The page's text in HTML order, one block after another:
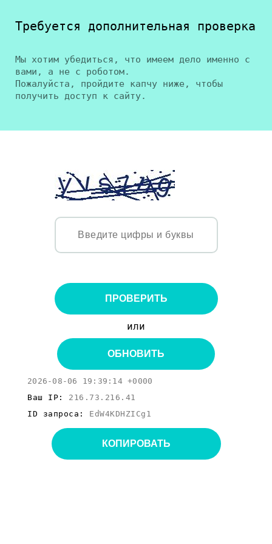
Требуется дополнительная проверка
Мы хотим убедиться, что имеем дело именно с
вами, а не с роботом.
Пожалуйста, пройдите капчу ниже, чтобы
получить доступ к сайту.
ПРОВЕРИТЬ
или
ОБНОВИТЬ
2026-08-06 19:39:14 +0000
Ваш IP: 216.73.216.41
ID запроса: EdW4KDHZICg1
КОПИРОВАТЬ